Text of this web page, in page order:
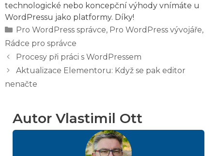
technologické nebo koncepční výhody vnímáte u
WordPressu jako platformy. Díky!
Rubriky
Pro WordPress správce, Pro WordPress vývojáře,
Rádce pro správce
Procesy při práci s WordPressem
Aktualizace Elementoru: Když se pak editor
nenačte
Autor Vlastimil Ott